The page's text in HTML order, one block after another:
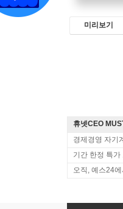
미리보기
휴넷CEO
경제경영 자기
기간 한정 특가
오직, 예스24